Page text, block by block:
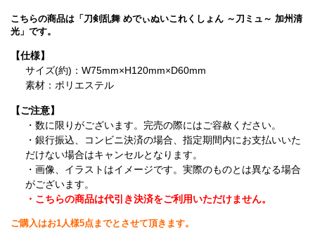
こちらの商品は「刀剣乱舞 めでぃぬいこれくしょん ～刀ミュ～ 加州清
光」です。
【仕様】
サイズ(約)：W75mm×H120mm×D60mm
素材：ポリエステル
【ご注意】
・数に限りがございます。完売の際にはご容赦ください。
・銀行振込、コンビニ決済の場合、指定期間内にお支払いいた
だけない場合はキャンセルとなります。
・画像、イラストはイメージです。実際のものとは異なる場合
がございます。
・こちらの商品は代引き決済をご利用いただけません。
ご購入はお1人様5点までとさせて頂きます。